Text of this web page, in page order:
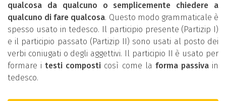
qualcosa da qualcuno o semplicemente chiedere a
qualcuno di fare qualcosa. Questo modo grammaticale è
spesso usato in tedesco. Il participio presente (Partizip I)
e il participio passato (Partizip II) sono usati al posto dei
verbi coniugati o degli aggettivi. Il participio II è usato per
formare itesti composti così come la forma passivain
tedesco.